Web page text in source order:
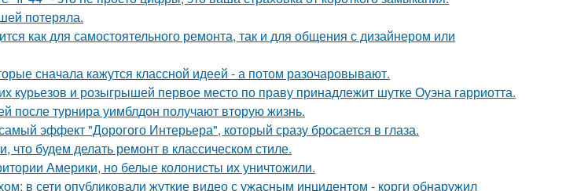
потеряла.
как для самостоятельного ремонта, так и для общения с дизайнером или
сначала кажутся классной идеей - а потом разочаровывают.
курьезов и розыгрышей первое место по праву принадлежит шутке Оуэна гарриотта.
после турнира уимблдон получают вторую жизнь.
эффект "Дорогого Интерьера", который сразу бросается в глаза.
будем делать ремонт в классическом стиле.
Америки, но белые колонисты их уничтожили.
в сети опубликовали жуткие видео с ужасным инцидентом - корги обнаружил